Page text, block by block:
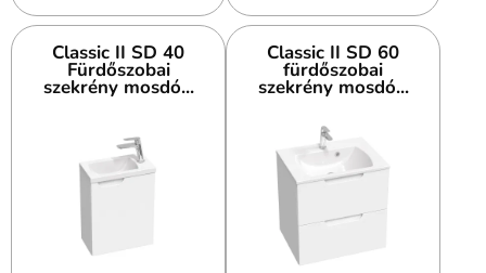
Classic II SD 40
Fürdőszobai
szekrény mosdó...
Classic II SD 60
fürdőszobai
szekrény mosdó...